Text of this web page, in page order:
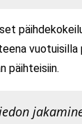
päihteisiin.